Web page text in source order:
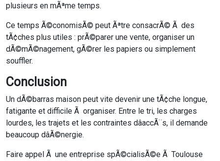
plusieurs en mÃªme temps.
Ce temps Ã©conomisÃ© peut Ãªtre consacrÃ© Ã des
tÃ¢ches plus utiles : prÃ©parer une vente, organiser un
dÃ©mÃ©nagement, gÃ©rer les papiers ou simplement
souffler.
Conclusion
Un dÃ©barras maison peut vite devenir une tÃ¢che longue,
fatigante et difficile Ã organiser. Entre le tri, les charges
lourdes, les trajets et les contraintes dâaccÃ¨s, il demande
beaucoup dâÃ©nergie.
Faire appel Ã une entreprise spÃ©cialisÃ©e Ã Toulouse